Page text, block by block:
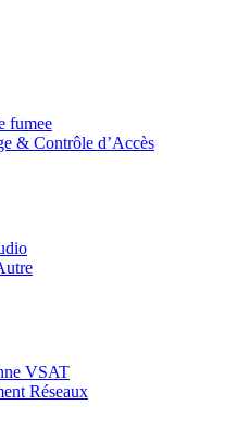
fumee
& Contrôle d’Accès
VSAT
Réseaux